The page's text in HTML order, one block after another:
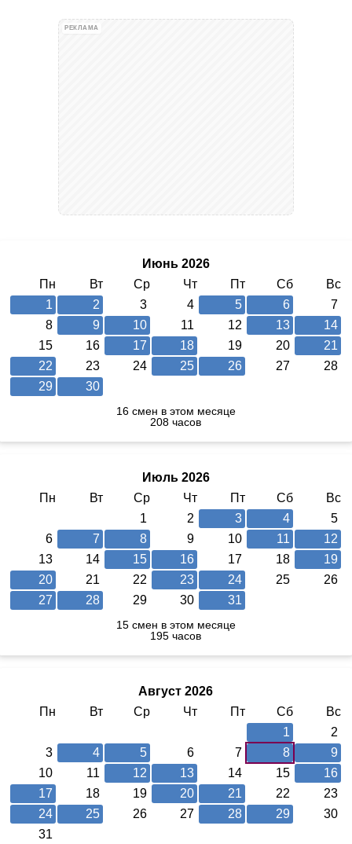
РЕКЛАМА
Июнь 2026
Пн
Вт Ср Чт Пт Сб
Вс
1
2 3 4 5 6
7
8
9 10 11 12 13
14
15
16 17 18 19 20
21
22
23 24 25 26 27
28
29
30
16 смен в этом месяце
208 часов
Июль 2026
Пн
Вт Ср Чт Пт Сб
Вс
1
2 3 4
5
6
7 8 9 10 11
12
13
14 15 16 17 18
19
20
21 22 23 24 25
26
27
28 29 30 31
15 смен в этом месяце
195 часов
Август 2026
Пн
Вт Ср Чт Пт Сб
Вс
1
2
3
4 5 6 7 8
9
10
11 12 13 14 15
16
17
18 19 20 21 22
23
24
25 26 27 28 29
30
31